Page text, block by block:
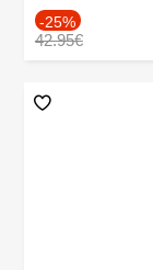
-25%
42.95€